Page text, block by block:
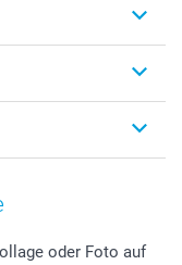
oder Foto auf